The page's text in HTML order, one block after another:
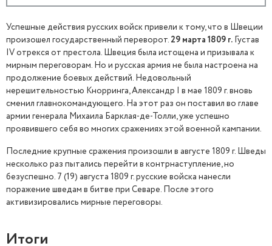
Успешные действия русских войск привели к тому, что в Швеции
произошел государственный переворот. 29 марта 1809 г. Густав
IV отрекся от престола. Швеция была истощена и призывала к
мирным переговорам. Но и русская армия не была настроена на
продолжение боевых действий. Недовольный
нерешительностью Кнорринга, Александр I в мае 1809 г. вновь
сменил главнокомандующего. На этот раз он поставил во главе
армии генерала Михаила Барклая-де-Толли, уже успешно
проявившего себя во многих сражениях этой военной кампании.
Последние крупные сражения произошли в августе 1809 г. Шведы
несколько раз пытались перейти в контрнаступление, но
безуспешно. 7 (19) августа 1809 г. русские войска нанесли
поражение шведам в битве при Севаре. После этого
активизировались мирные переговоры.
Итоги